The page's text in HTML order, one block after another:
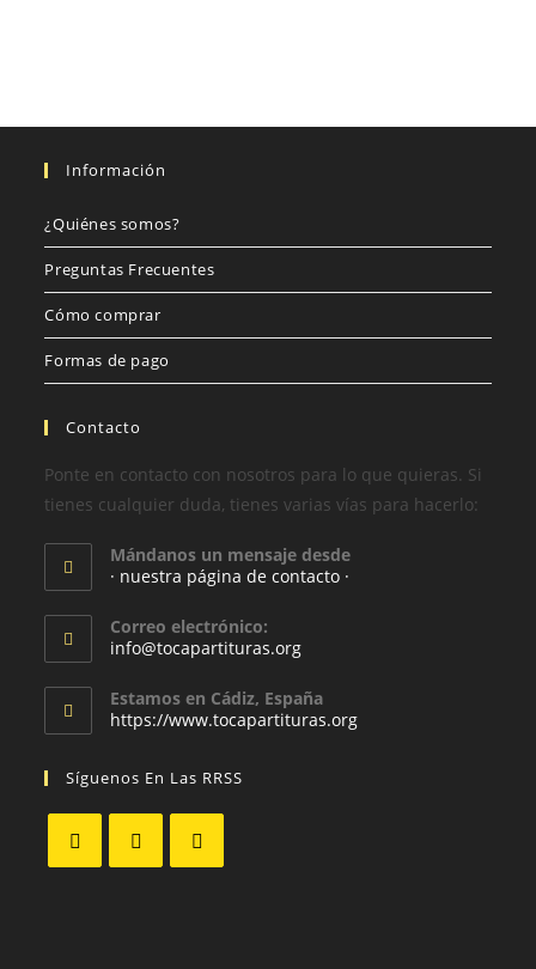
Información
¿Quiénes somos?
Preguntas Frecuentes
Cómo comprar
Formas de pago
Contacto
Ponte en contacto con nosotros para lo que quieras. Si
tienes cualquier duda, tienes varias vías para hacerlo:
Mándanos un mensaje desde
· nuestra página de contacto ·
Correo electrónico:
info@tocapartituras.org
Estamos en Cádiz, España
https://www.tocapartituras.org
Síguenos En Las RRSS